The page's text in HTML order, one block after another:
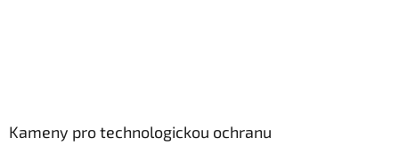
Kameny pro technologickou ochranu